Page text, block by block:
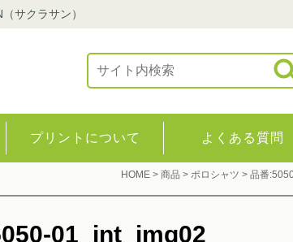
サクラサン）
プリントについて よくある質問
HOME > 商品 > ポロシャツ > 品番
01_int_img02